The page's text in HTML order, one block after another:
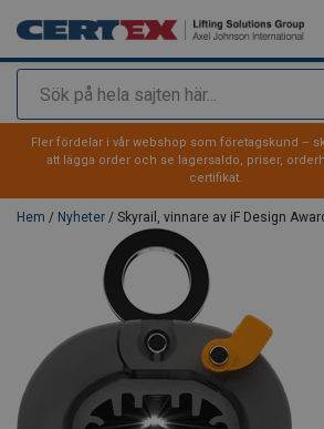
Sök
tillagd i varukorg
Fler fördelar i vår webshop som företagskund –
att lägga order och se lagersaldo, priser,
certifikat.
Hem / Nyheter / Skyrail, vinnare av iF Design